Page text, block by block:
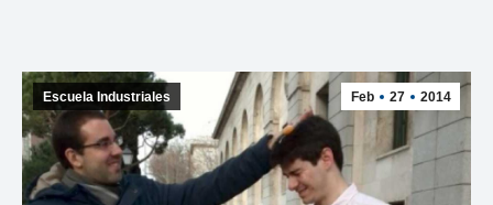
Feb 27 2014
Escuela Industriales